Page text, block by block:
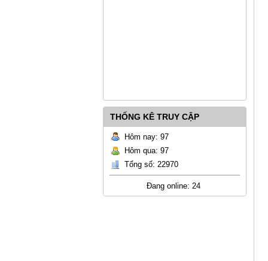
THỐNG KÊ TRUY CẬP
Hôm nay: 97
Hôm qua: 97
Tổng số: 22970
Đang online: 24